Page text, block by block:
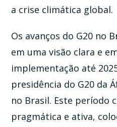
a crise climática global.
Os avanços do G20 no
em uma visão clara e
implementação até
presidência do G20 da
no Brasil. Este período
pragmática e ativa,